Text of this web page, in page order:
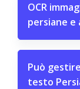
OCR
persiane e
Può
testo